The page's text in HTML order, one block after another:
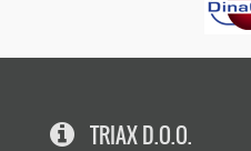
TRIAX D.O.O.